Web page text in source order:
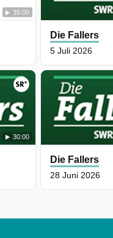
35:00
Die Fallers
5 Juli 2026
30:00
Die Fallers
28 Juni 2026